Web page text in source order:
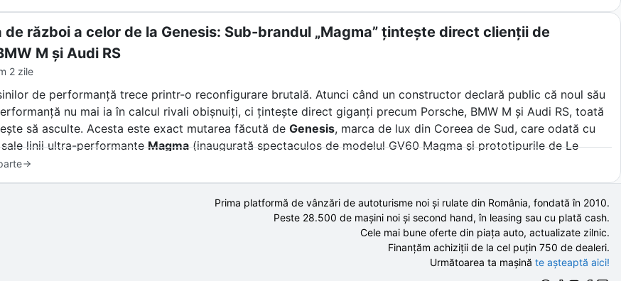
de război a celor de la Genesis: Sub-brandul „Magma” țintește direct clienții de
M și Audi RS
2 zile
de performanță trece printr-o reconfigurare brutală. Atunci când un constructor declară public că noul său
nu mai ia în calcul rivali obișnuiți, ci țintește direct giganți precum Porsche, BMW M și Audi RS, toată
să asculte. Acesta este exact mutarea făcută de Genesis, marca de lux din Coreea de Sud, care odată cu
sale linii ultra-performanteMagma(inaugurată spectaculos de modelul GV60 Magma și prototipurile de Le
deschis că vrea să fure din clienții fideli ai celor mai mari nume germane.
Stuttgart sau München, trebuie să răspundem la o întrebare esențială pentru mulți șoferi din Europa de Est.
Prima platformă de vânzări de autoturisme noi și rulate din România, fondată în 2010.
Peste 28.500 de mașini noi și second hand,în leasing sau cu plată cash.
Cele mai bune oferte din piața auto, actualizate zilnic.
Finanțăm achiziții de la cel puțin 750 de dealeri.
Următoarea ta mașină te așteaptă aici!